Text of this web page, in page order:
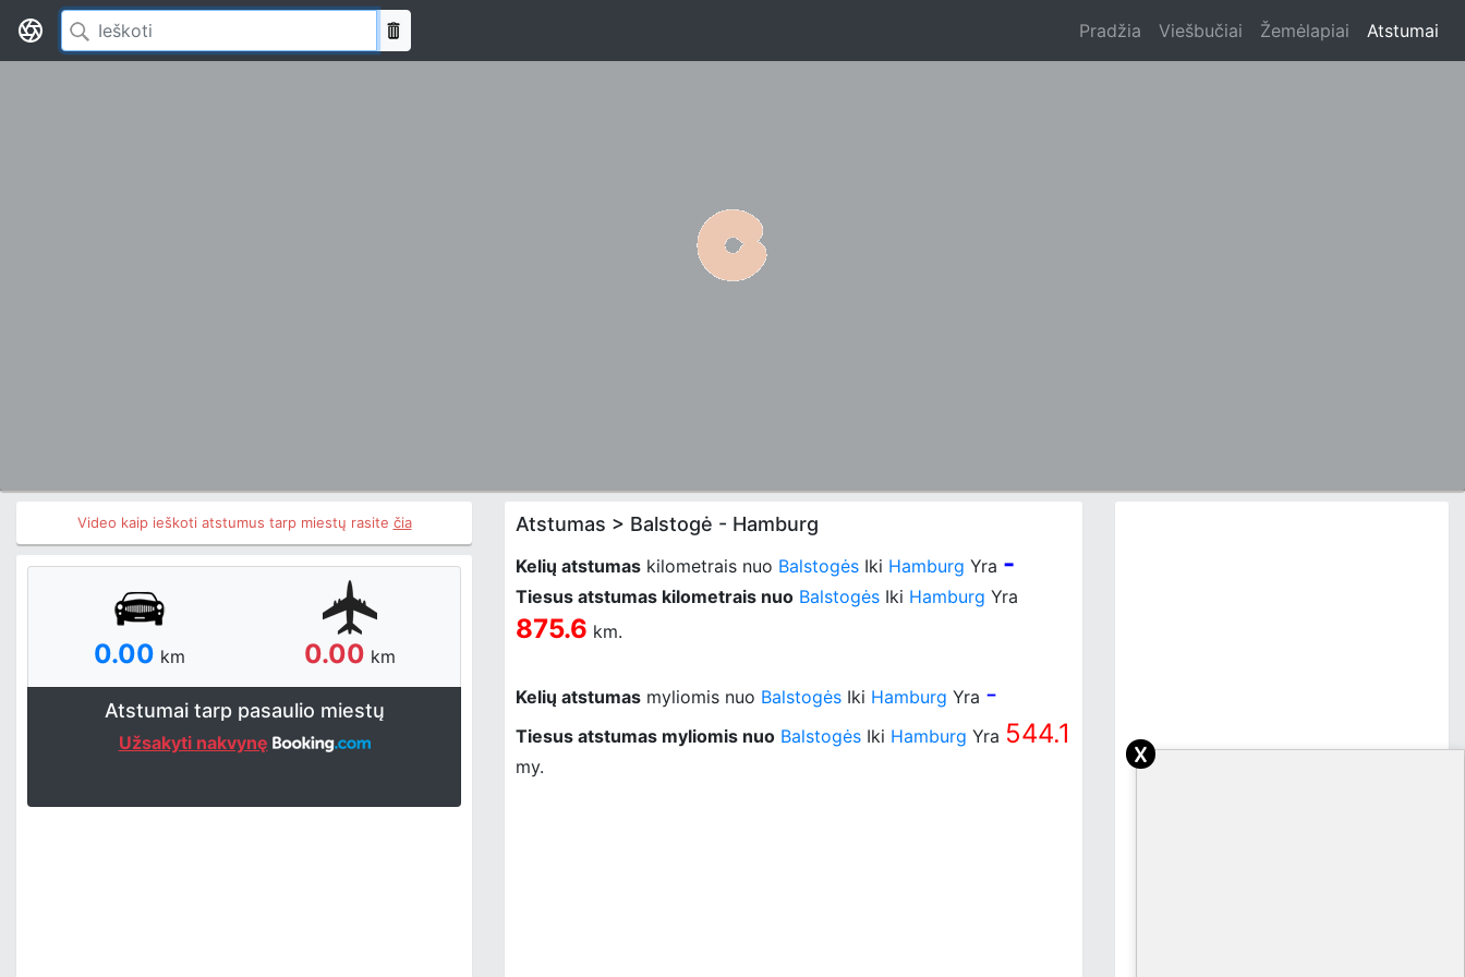
Pradžia Viešbučiai Žemėlapiai Atstumai
Video kaip ieškoti atstumus tarp miestų rasite čia
0.00 km 0.00 km
Atstumai tarp pasaulio miestų
Užsakyti nakvynę
Atstumas > Balstogė - Hamburg
Kelių atstumas kilometrais nuo Balstogės Iki Hamburg Yra -
Tiesus atstumas kilometrais nuo Balstogės Iki Hamburg Yra
875.6 km.
Kelių atstumas myliomis nuo Balstogės Iki Hamburg Yra -
Tiesus atstumas myliomis nuo Balstogės Iki Hamburg Yra 544.1
my. x